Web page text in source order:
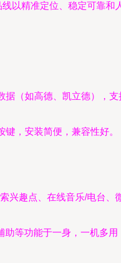
以精准定位、稳定可靠和
据（如高德、凯立德），
，安装简便，兼容性好。
兴趣点、在线音乐/电台、
等功能于一身，一机多